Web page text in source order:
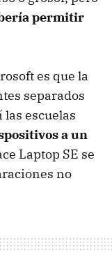
permitir
es que la
separados
escuelas
a un
Laptop SE se
no